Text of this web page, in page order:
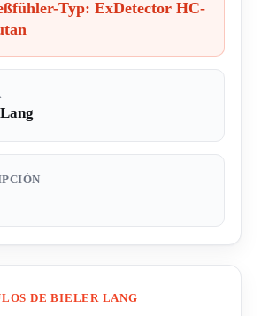
Typ: ExDetector HC-
DE BIELER LANG